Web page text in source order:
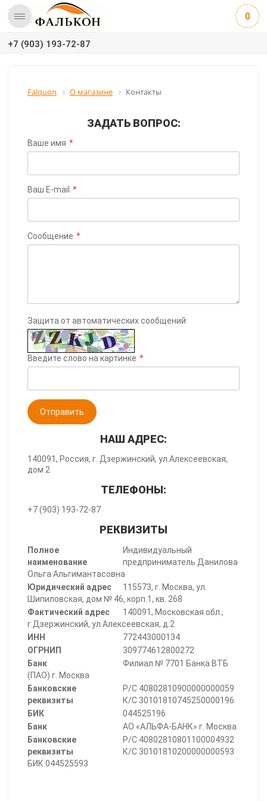
0
+7 (903) 193-72-87
Falquon О магазине Контакты
ЗАДАТЬ ВОПРОС:
Ваше имя *
Ваш E-mail *
Сообщение *
Защита от автоматических сообщений
Введите слово на картинке *
НАШ АДРЕС:
140091, Россия, г. Дзержинский, ул.Алексеевская,
дом 2
ТЕЛЕФОНЫ:
+7 (903) 193-72-87
РЕКВИЗИТЫ
Полное
наименование
Индивидуальный
предприниматель Данилова
Ольга Альгимантасовна
Юридический адрес
115573, г. Москва, ул.
Шипиловская, дом № 46, корп.1, кв. 268
Фактический адрес
140091, Московская обл.,
г.Дзержинский, ул.Алексеевская, д.2
ИНН
772443000134
ОГРНИП
309774612800272
Банк
Филиал № 7701 Банка ВТБ
(ПАО) г. Москва
Банковские
реквизиты
Р/С 40802810900000000059
К/С 30101810745250000196
БИК
044525196
Банк
АО «АЛЬФА-БАНК» г. Москва
Банковские
реквизиты
Р/С 40802810801100004932
К/С 30101810200000000593
БИК 044525593